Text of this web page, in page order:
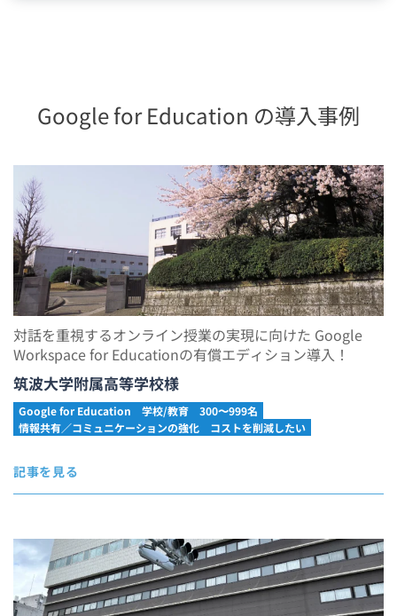
Google for Education の導入事例
対話を重視するオンライン授業の実現に向けた Google
Workspace for Educationの有償エディション導入！
筑波大学附属高等学校様
Google for Education 学校/教育
300〜999名
情報共有／コミュニケーションの強化
コストを削減したい
記事を見る